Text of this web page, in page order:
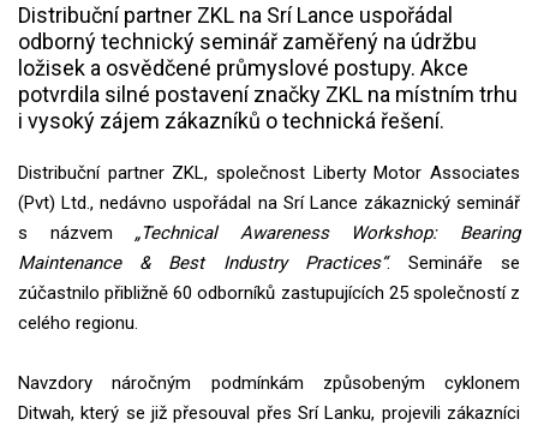
Distribuční partner ZKL na Srí Lance uspořádal
odborný technický seminář zaměřený na údržbu
ložisek a osvědčené průmyslové postupy. Akce
potvrdila silné postavení značky ZKL na místním trhu
i vysoký zájem zákazníků o technická řešení.
Distribuční partner ZKL, společnost Liberty Motor Associates
(Pvt) Ltd., nedávno uspořádal na Srí Lance zákaznický seminář
s názvem „Technical Awareness Workshop: Bearing
Maintenance & Best Industry Practices“. Semináře se
zúčastnilo přibližně 60 odborníků zastupujících 25 společností z
celého regionu.
Navzdory náročným podmínkám způsobeným cyklonem
Ditwah, který se již přesouval přes Srí Lanku, projevili zákazníci